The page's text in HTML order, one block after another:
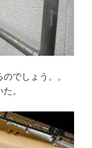
でしょう。。
。